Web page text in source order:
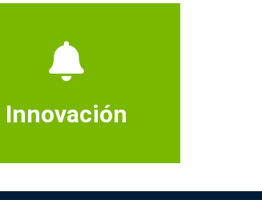
Innovación